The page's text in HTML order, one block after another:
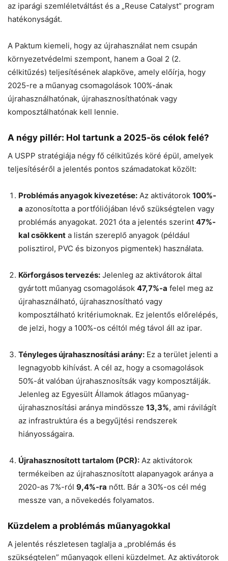
az iparági szemléletváltást és a „Reuse Catalyst” program
hatékonyságát.
A Paktum kiemeli, hogy az újrahasználat nem csupán
környezetvédelmi szempont, hanem a Goal 2 (2.
célkitűzés) teljesítésének alapköve, amely előírja, hogy
2025-re a műanyag csomagolások 100%-ának
újrahasználhatónak, újrahasznosíthatónak vagy
komposztálhatónak kell lennie.
A négy pillér: Hol tartunk a 2025-ös célok felé?
A USPP stratégiája négy fő célkitűzés köré épül, amelyek
teljesítéséről a jelentés pontos számadatokat közölt:
Problémás anyagok kivezetése: Az aktivátorok 100%-
a azonosította a portfóliójában lévő szükségtelen vagy
problémás anyagokat. 2021 óta a jelentés szerint 47%-
kal csökkent a listán szereplő anyagok (például
polisztirol, PVC és bizonyos pigmentek) használata.
Körforgásos tervezés: Jelenleg az aktivátorok által
gyártott műanyag csomagolások 47,7%-a felel meg az
újrahasználható, újrahasznosítható vagy
komposztálható kritériumoknak. Ez jelentős előrelépés,
de jelzi, hogy a 100%-os céltól még távol áll az ipar.
Tényleges újrahasznosítási arány: Ez a terület jelenti a
legnagyobb kihívást. A cél az, hogy a csomagolások
50%-át valóban újrahasznosítsák vagy komposztálják.
Jelenleg az Egyesült Államok átlagos műanyag-
újrahasznosítási aránya mindössze 13,3%, ami rávilágít
az infrastruktúra és a begyűjtési rendszerek
hiányosságaira.
Újrahasznosított tartalom (PCR): Az aktivátorok
termékeiben az újrahasznosított alapanyagok aránya a
2020-as 7%-ról 9,4%-ra nőtt. Bár a 30%-os cél még
messze van, a növekedés folyamatos.
Küzdelem a problémás műanyagokkal
A jelentés részletesen taglalja a „problémás és
szükségtelen” műanyagok elleni küzdelmet. Az aktivátorok